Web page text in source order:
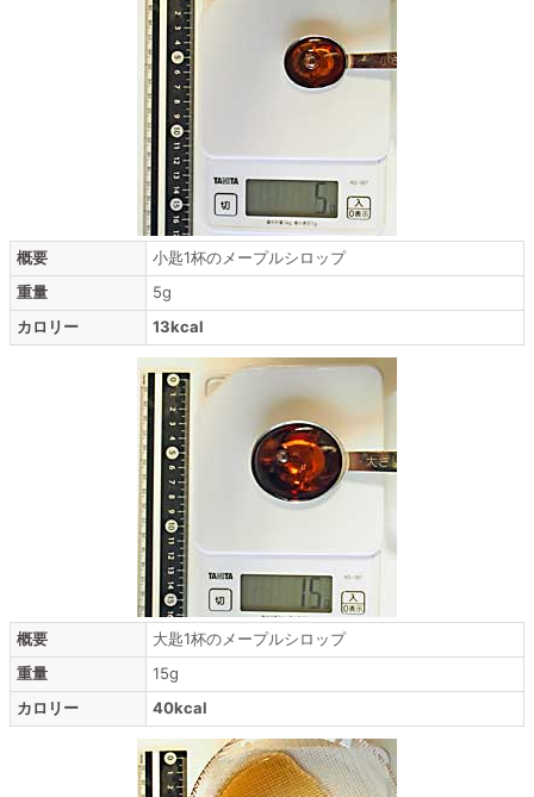
概要
小匙1杯のメープルシロップ
重量
5g
カロリー
13kcal
概要
大匙1杯のメープルシロップ
重量
15g
カロリー
40kcal